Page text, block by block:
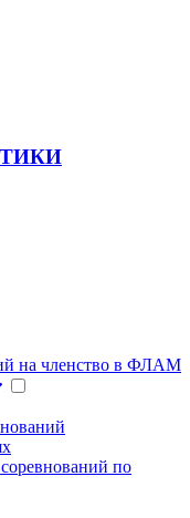
на членство в ФЛАМ
по